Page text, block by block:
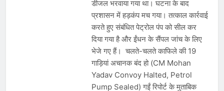
डीजल भरवाया गया था। घटना के बाद
प्रशासन में हड़कंप मच गया। तत्काल कार्रवाई
करते हुए संबंधित पेट्रोल पंप को सील कर
दिया गया है और ईंधन के सैंपल जांच के लिए
भेजे गए हैं। चलते-चलते काफिले की 19
गाड़ियां अचानक बंद हो (CM Mohan
Yadav Convoy Halted, Petrol
Pump Sealed) गईं रिपोर्ट के मुताबिक